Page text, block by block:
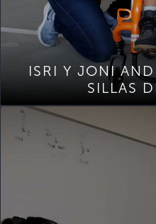
ISRI Y JONI
SILLAS